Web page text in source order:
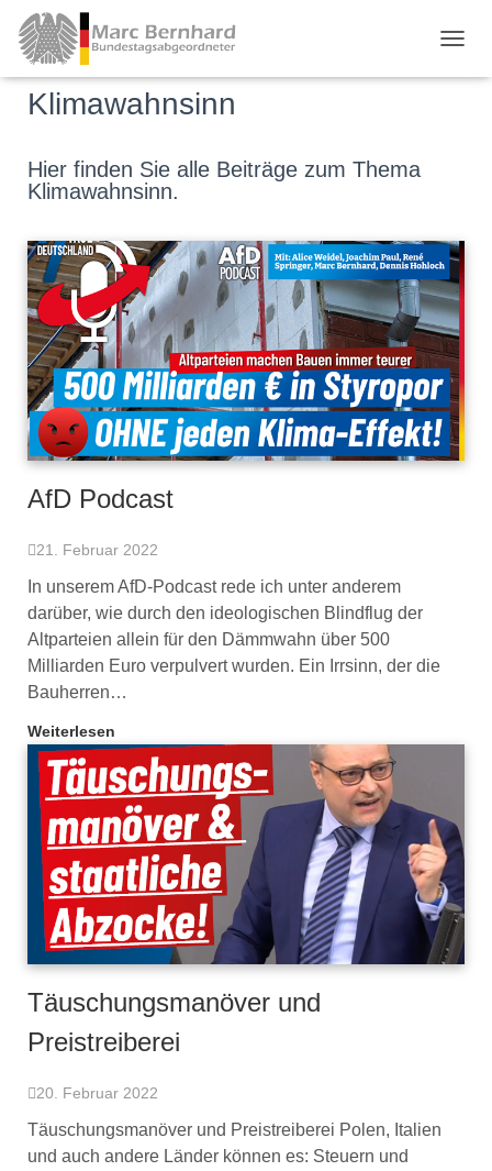
Klimawahnsinn
Hier finden Sie alle Beiträge zum Thema
Klimawahnsinn.
AfD Podcast
21. Februar 2022
In unserem AfD-Podcast rede ich unter anderem
darüber, wie durch den ideologischen Blindflug der
Altparteien allein für den Dämmwahn über 500
Milliarden Euro verpulvert wurden. Ein Irrsinn, der die
Bauherren…
Weiterlesen
Täuschungsmanöver und
Preistreiberei
20. Februar 2022
Täuschungsmanöver und Preistreiberei Polen, Italien
und auch andere Länder können es: Steuern und